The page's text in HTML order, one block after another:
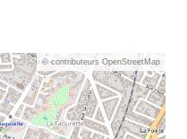
© contributeurs OpenStreetMap